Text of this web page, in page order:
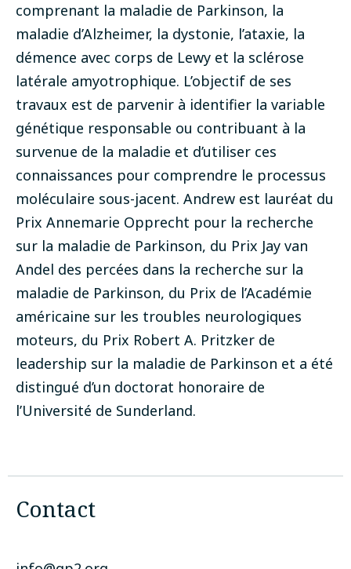
comprenant la maladie de Parkinson, la
maladie d’Alzheimer, la dystonie, l’ataxie, la
démence avec corps de Lewy et la sclérose
latérale amyotrophique. L’objectif de ses
travaux est de parvenir à identifier la variable
génétique responsable ou contribuant à la
survenue de la maladie et d’utiliser ces
connaissances pour comprendre le processus
moléculaire sous-jacent. Andrew est lauréat du
Prix Annemarie Opprecht pour la recherche
sur la maladie de Parkinson, du Prix Jay van
Andel des percées dans la recherche sur la
maladie de Parkinson, du Prix de l’Académie
américaine sur les troubles neurologiques
moteurs, du Prix Robert A. Pritzker de
leadership sur la maladie de Parkinson et a été
distingué d’un doctorat honoraire de
l’Université de Sunderland.
Contact